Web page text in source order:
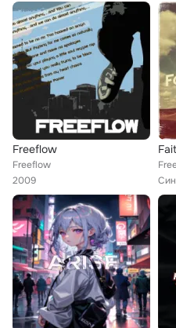
Freeflow
Freeflow
2009